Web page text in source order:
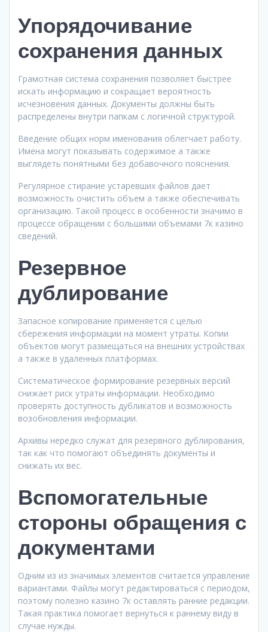
Упорядочивание
сохранения данных
Грамотная система сохранения позволяет быстрее
искать информацию и сокращает вероятность
исчезновения данных. Документы должны быть
распределены внутри папкам с логичной структурой.
Введение общих норм именования облегчает работу.
Имена могут показывать содержимое а также
выглядеть понятными без добавочного пояснения.
Регулярное стирание устаревших файлов дает
возможность очистить объем а также обеспечивать
организацию. Такой процесс в особенности значимо в
процессе обращении с большими объемами 7к казино
сведений.
Резервное
дублирование
Запасное копирование применяется с целью
сбережения информации на момент утраты. Копии
объектов могут размещаться на внешних устройствах
а также в удаленных платформах.
Систематическое формирование резервных версий
снижает риск утраты информации. Необходимо
проверять доступность дубликатов и возможность
возобновления информации.
Архивы нередко служат для резервного дублирования,
так как что помогают объединять документы и
снижать их вес.
Вспомогательные
стороны обращения с
документами
Одним из из значимых элементов считается управление
вариантами. Файлы могут редактироваться с периодом,
поэтому полезно казино 7к оставлять ранние редакции.
Такая практика помогает вернуться к раннему виду в
случае нужды.